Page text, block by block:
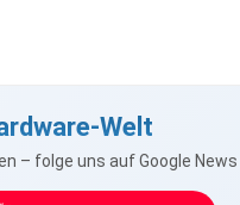
Welt
– folge uns auf Google